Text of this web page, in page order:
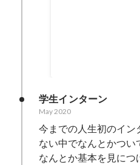
学生インターン
May 2020
今までの人生初のイン
ない中でなんとかつい
なんとか基本を見につ